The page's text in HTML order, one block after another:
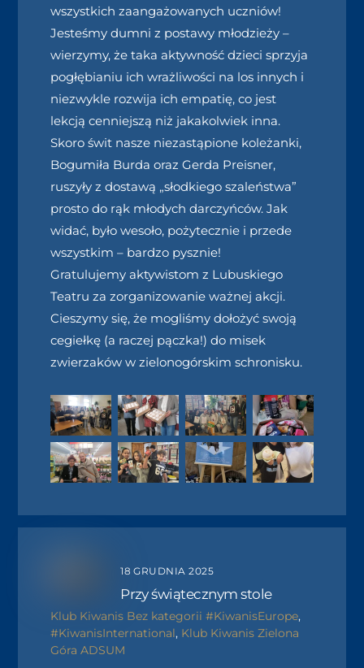
wszystkich zaangażowanych uczniów!
Jesteśmy dumni z postawy młodzieży –
wierzymy, że taka aktywność dzieci sprzyja
pogłębianiu ich wrażliwości na los innych i
niezwykle rozwija ich empatię, co jest
lekcją cenniejszą niż jakakolwiek inna.
Skoro świt nasze niezastąpione koleżanki,
Bogumiła Burda oraz Gerda Preisner,
ruszyły z dostawą „słodkiego szaleństwa”
prosto do rąk młodych darczyńców. Jak
widać, było wesoło, pożytecznie i przede
wszystkim – bardzo pysznie!
Gratulujemy aktywistom z Lubuskiego
Teatru za zorganizowanie ważnej akcji.
Cieszymy się, że mogliśmy dołożyć swoją
cegiełkę (a raczej pączka!) do misek
zwierzaków w zielonogórskim schronisku.
18 GRUDNIA 2025
Przy świątecznym stole
Klub Kiwanis Bez kategorii #KiwanisEurope,
#KiwanisInternational, Klub Kiwanis Zielona
Góra ADSUM